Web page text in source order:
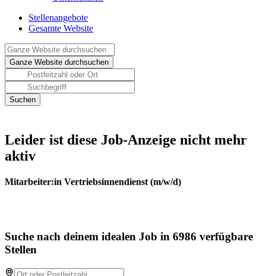
Stellenangebote
Gesamte Website
Leider ist diese Job-Anzeige nicht mehr
aktiv
Mitarbeiter:in Vertriebsinnendienst (m/w/d)
Suche nach deinem idealen Job in 6986 verfügbare
Stellen